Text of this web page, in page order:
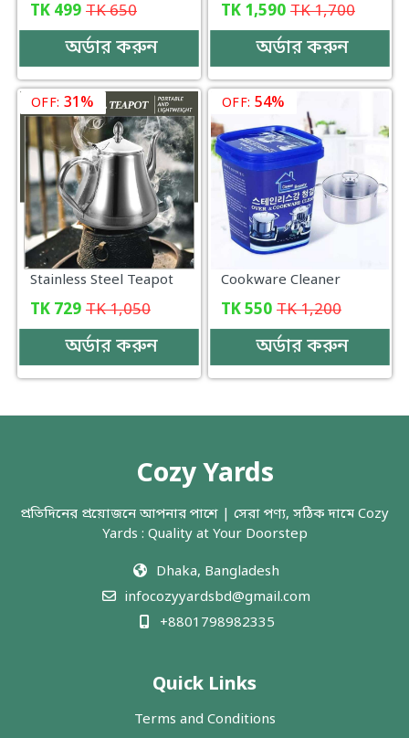
TK 499 TK650
অর্ডার করুন
TK 1,590 TK1,700
অর্ডার করুন
OFF: 31%
Stainless Steel Teapot
TK 729 TK1,050
অর্ডার করুন
OFF: 54%
Cookware Cleaner
TK550 TK1,200
অর্ডার করুন
Cozy Yards
প্রতিদিনের প্রয়োজনে আপনার পাশে | সেরা পণ্য, সঠিক দামে Cozy
Yards : Quality at Your Doorstep
Dhaka, Bangladesh
infocozyyardsbd@gmail.com
+8801798982335
Quick Links
Terms and Conditions